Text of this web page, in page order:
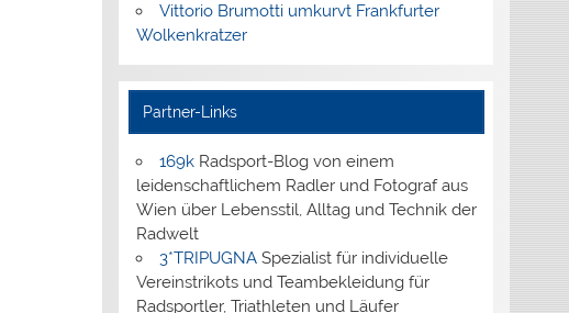
Vittorio Brumotti umkurvt Frankfurter
Wolkenkratzer
Partner-Links
169kRadsport-Blog von einem
leidenschaftlichem Radler und Fotograf aus
Wien über Lebensstil, Alltag und Technik der
Radwelt
3*TRIPUGNASpezialist für individuelle
Vereinstrikots und Teambekleidung für
Radsportler, Triathleten und Läufer